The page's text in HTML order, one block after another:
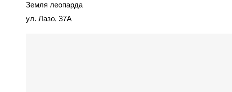
Земля леопарда
ул. Лазо, 37А